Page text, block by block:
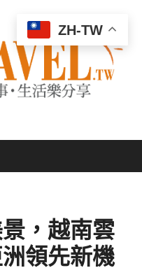
，越南雲
領先新機
ZH-TW